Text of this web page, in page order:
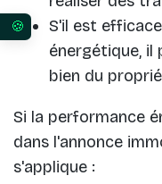
S'il est
énergétique, il
bien du
Si la performance
dans l'annonce
s'applique :